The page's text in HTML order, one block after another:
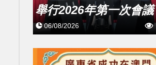
舉行2026年第一次會議
06/08/2026